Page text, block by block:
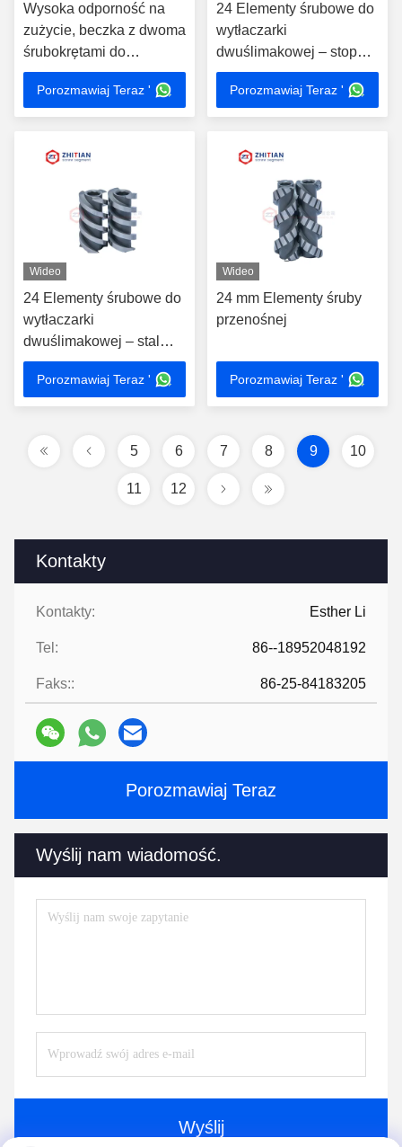
Kontakty
Kontakty: Esther Li
Tel: 86--18952048192
Faks:: 86-25-84183205
Porozmawiaj Teraz
Wyślij nam wiadomość.
Wyślij
Wysoka odporność na
zużycie, beczka z dwoma
śrubokrętami do
wytłaczania WPC, PP,
PE, PET
Porozmawiaj Teraz '
24 Elementy śrubowe do
wytłaczarki
dwuślimakowej – stop
PM-HIP odporny na
zużycie
Porozmawiaj Teraz '
Wideo
24 Elementy śrubowe do
wytłaczarki
dwuślimakowej – stal
azotowana dla
odporności na korozję
Porozmawiaj Teraz '
Wideo
24 mm Elementy śruby
przenośnej
Porozmawiaj Teraz '
5 6 7 8 9 10
11 12